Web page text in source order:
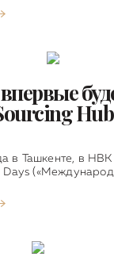
Hub
в Ташкенте, в НВК
Days